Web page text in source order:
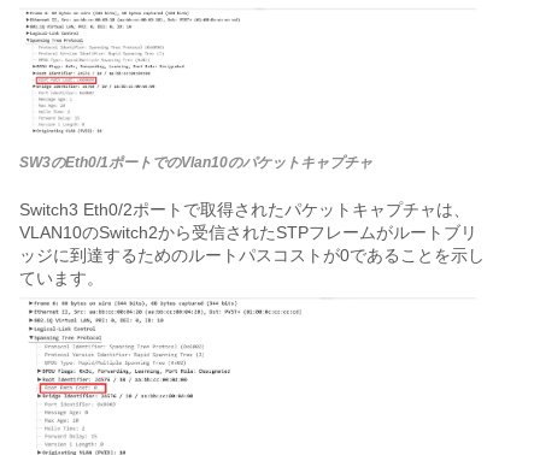
SW3のEth0/1ポートでのVlan10のパケットキャプチャ
Switch3 Eth0/2ポートで取得されたパケットキャプチャは、
VLAN10のSwitch2から受信されたSTPフレームがルートブリ
ッジに到達するためのルートパスコストが0であることを示し
ています。